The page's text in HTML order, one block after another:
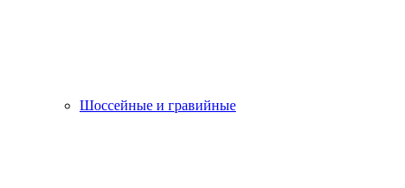
Шоссейные и гравийные